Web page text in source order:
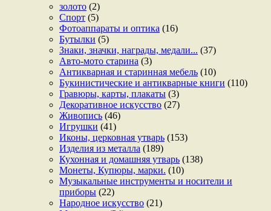
золото (2)
Спорт (5)
Фотоаппараты и оптика (16)
Бутылки (5)
Знаки, значки, награды, медали... (37)
Авто-мото старина (3)
Антикварная и старинная мебель (10)
Букинистические и антикварные книги (110)
Гравюры, карты, плакаты (3)
Декоративное искусство (27)
Живопись (46)
Игрушки (41)
Иконы, церковная утварь (153)
Изделия из металла (189)
Кухонная и домашняя утварь (138)
Монеты, Купюры, марки. (10)
Музыкальные инструменты и носители и
приборы (22)
Народное искусство (21)